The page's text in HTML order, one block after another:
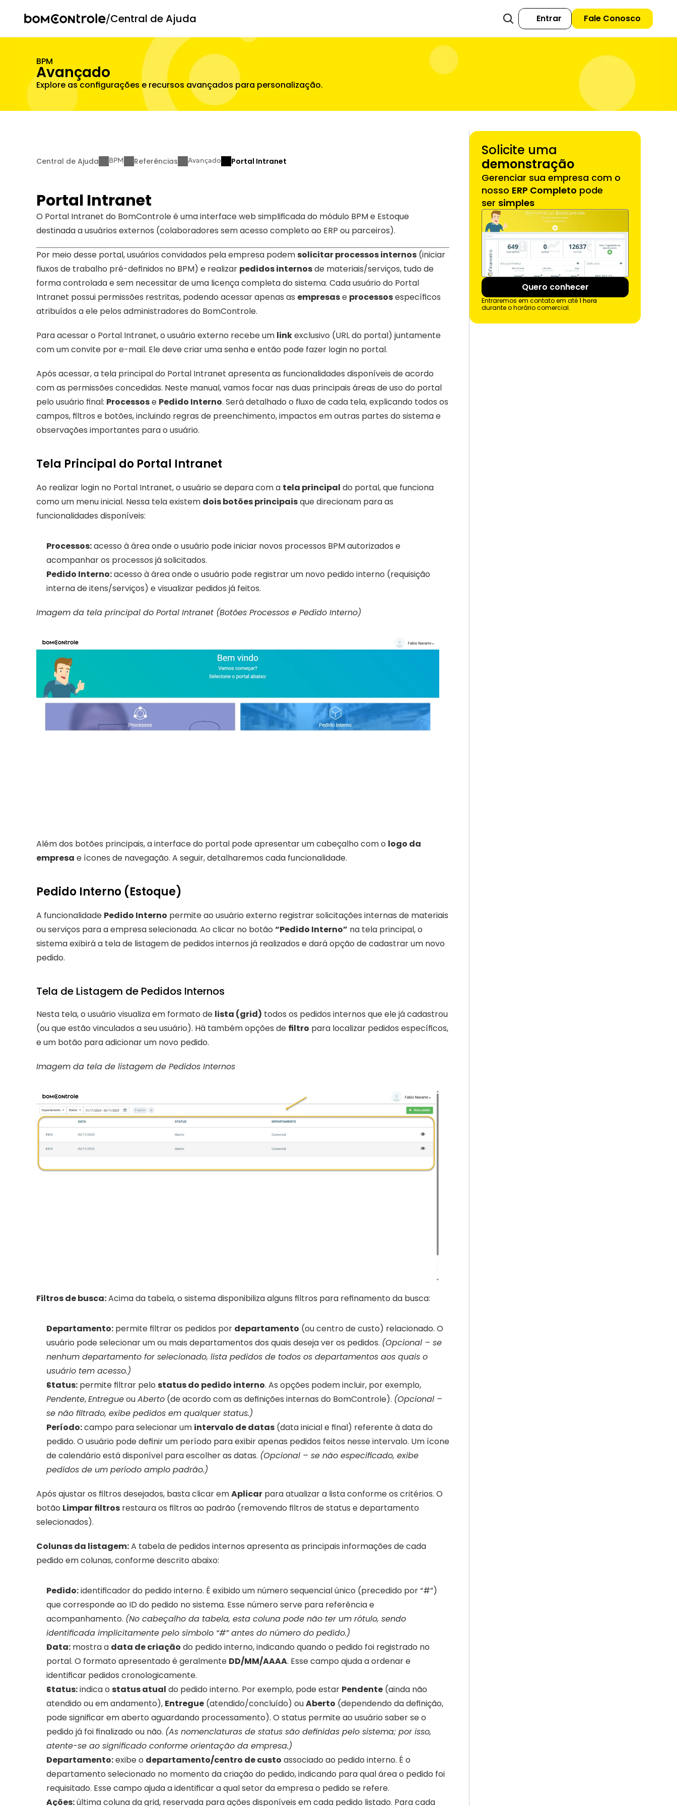
/Central de Ajuda Entrar Fale Conosco
BPM
Avançado
Explore as configurações e recursos avançados para personalização.
Central de Ajuda BPM Referências Avançado Portal Intranet
Portal Intranet
O Portal Intranet do BomControle é uma interface web simplificada do módulo BPM e Estoque
destinada a usuários externos (colaboradores sem acesso completo ao ERP ou parceiros).
Por meio desse portal, usuários convidados pela empresa podem solicitar processos internos (iniciar
fluxos de trabalho pré-definidos no BPM) e realizar pedidos internos de materiais/serviços, tudo de
forma controlada e sem necessitar de uma licença completa do sistema. Cada usuário do Portal
Intranet possui permissões restritas, podendo acessar apenas as empresas e processos específicos
atribuídos a ele pelos administradores do BomControle.
Para acessar o Portal Intranet, o usuário externo recebe um link exclusivo (URL do portal) juntamente
com um convite por e-mail. Ele deve criar uma senha e então pode fazer login no portal.
Após acessar, a tela principal do Portal Intranet apresenta as funcionalidades disponíveis de acordo
com as permissões concedidas. Neste manual, vamos focar nas duas principais áreas de uso do portal
pelo usuário final: Processos e Pedido Interno. Será detalhado o fluxo de cada tela, explicando todos os
campos, filtros e botões, incluindo regras de preenchimento, impactos em outras partes do sistema e
observações importantes para o usuário.
Tela Principal do Portal Intranet
Ao realizar login no Portal Intranet, o usuário se depara com a tela principal do portal, que funciona
como um menu inicial. Nessa tela existem dois botões principais que direcionam para as
funcionalidades disponíveis:
Processos: acesso à área onde o usuário pode iniciar novos processos BPM autorizados e
acompanhar os processos já solicitados.
Pedido Interno: acesso à área onde o usuário pode registrar um novo pedido interno (requisição
interna de itens/serviços) e visualizar pedidos já feitos.
Imagem da tela principal do Portal Intranet (Botões Processos e Pedido Interno)
Além dos botões principais, a interface do portal pode apresentar um cabeçalho com o logo da
empresa e ícones de navegação. A seguir, detalharemos cada funcionalidade.
Pedido Interno (Estoque)
A funcionalidade Pedido Interno permite ao usuário externo registrar solicitações internas de materiais
ou serviços para a empresa selecionada. Ao clicar no botão “Pedido Interno” na tela principal, o
sistema exibirá a tela de listagem de pedidos internos já realizados e dará opção de cadastrar um novo
pedido.
Tela de Listagem de Pedidos Internos
Nesta tela, o usuário visualiza em formato de lista (grid) todos os pedidos internos que ele já cadastrou
(ou que estão vinculados a seu usuário). Há também opções de filtro para localizar pedidos específicos,
e um botão para adicionar um novo pedido.
Imagem da tela de listagem de Pedidos Internos
Filtros de busca: Acima da tabela, o sistema disponibiliza alguns filtros para refinamento da busca:
Departamento: permite filtrar os pedidos por departamento (ou centro de custo) relacionado. O
usuário pode selecionar um ou mais departamentos dos quais deseja ver os pedidos. (Opcional – se
nenhum departamento for selecionado, lista pedidos de todos os departamentos aos quais o
usuário tem acesso.)
Status: permite filtrar pelo status do pedido interno
Pendente, Entregue ou Aberto (de acordo com as definições internas do BomControle). (Opcional –
se não filtrado, exibe pedidos em qualquer status.)
Período: campo para selecionar um intervalo de datas (data inicial e final) referente à data do
pedido. O usuário pode definir um período para exibir apenas pedidos feitos nesse intervalo. Um ícone
de calendário está disponível para escolher as datas. (Opcional – se não especificado, exibe
pedidos de um período amplo padrão.)
Após ajustar os filtros desejados, basta clicar em Aplicar para atualizar a lista conforme os critérios. O
botão Limpar filtros restaura os filtros ao padrão (removendo filtros de status e departamento
selecionados).
Colunas da listagem: A tabela de pedidos internos apresenta as principais informações de cada
pedido em colunas, conforme descrito abaixo:
Pedido: identificador do pedido interno. É exibido um número sequencial único (precedido por “#”)
que corresponde ao ID do pedido no sistema. Esse número serve para referência e
acompanhamento. (No cabeçalho da tabela, esta coluna pode não ter um rótulo, sendo
identificada implicitamente pelo símbolo “#” antes do número do pedido.)
Data: mostra a data de criação do pedido interno, indicando quando o pedido foi registrado no
portal. O formato apresentado é geralmente DD/MM/AAAA. Esse campo ajuda a ordenar e
identificar pedidos cronologicamente.
Status: indica o status atual do pedido interno. Por exemplo, pode estar Pendente (ainda não
atendido ou em andamento), Entregue (atendido/concluído) ou Aberto (dependendo da definição,
pode significar em aberto aguardando processamento). O status permite ao usuário saber se o
pedido já foi finalizado ou não. (As nomenclaturas de status são definidas pelo sistema; por isso,
atente-se ao significado conforme orientação da empresa.)
Departamento: exibe o departamento/centro de custo associado ao pedido interno. É o
departamento selecionado no momento da criação do pedido, indicando para qual área o pedido foi
requisitado. Esse campo ajuda a identificar a qual setor da empresa o pedido se refere.
Ações: última coluna da grid, reservada para ações disponíveis em cada pedido listado. Para cada
demonstração
Gerenciar sua empresa com o
nosso ERP Completo pode
ser simples
Quero conhecer
Entraremos em contato em até 1 hora
durante o horário comercial.